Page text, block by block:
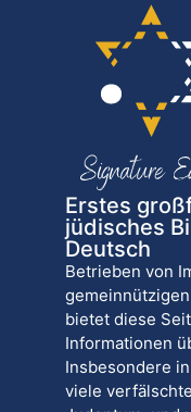
Erstes
jüdisches
Deutsch
Betrieben von
bietet diese
Informationen
Insbesondere
viele